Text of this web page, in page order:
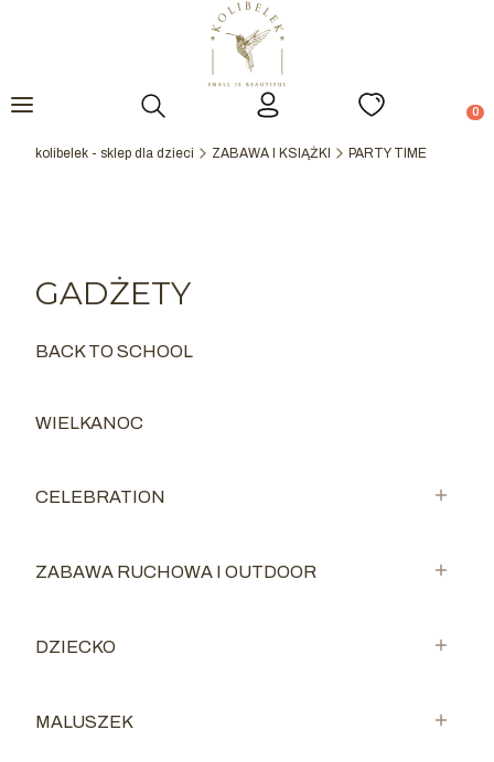
Otwórz wyszukiwarkę
kolibelek - sklep dla dzieci ZABAWA I KSIĄŻKI PARTY TIME
GADŻETY
Kategoria - BACK TO SCHOOL
BACK TO SCHOOL
Kategoria - WIELKANOC
WIELKANOC
Kategoria - CELEBRATION
CELEBRATION
Kategoria - ZABAWA RUCHOWA I OUTDOOR
ZABAWA RUCHOWA I OUTDOOR
Kategoria - DZIECKO
DZIECKO
Kategoria - MALUSZEK
MALUSZEK